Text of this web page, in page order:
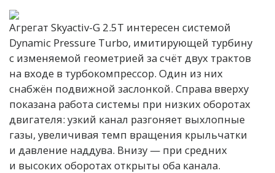
Агрегат Skyactiv-G 2.5T интересен системой
Dynamic Pressure Turbo, имитирующей турбину
с изменяемой геометрией за счёт двух трактов
на входе в турбокомпрессор. Один из них
снабжён подвижной заслонкой. Справа вверху
показана работа системы при низких оборотах
двигателя: узкий канал разгоняет выхлопные
газы, увеличивая темп вращения крыльчатки
и давление наддува. Внизу — при средних
и высоких оборотах открыты оба канала.